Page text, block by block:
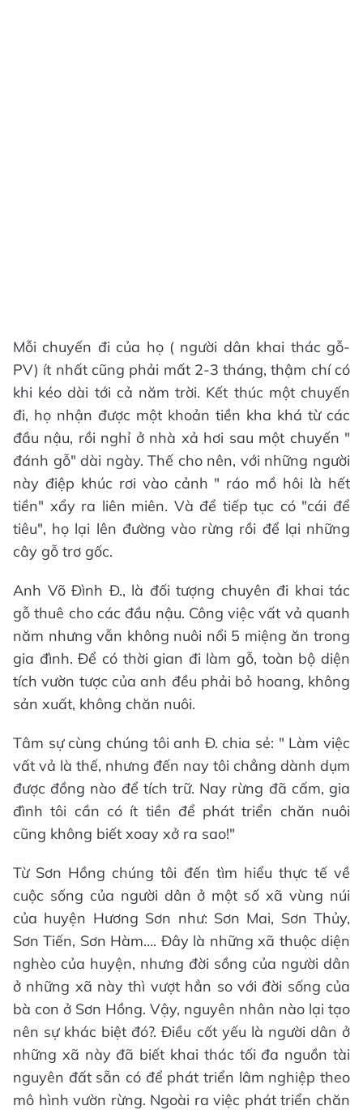
Mỗi chuyến đi của họ ( người dân khai thác gỗ-
PV) ít nhất cũng phải mất 2-3 tháng, thậm chí có
khi kéo dài tới cả năm trời. Kết thúc một chuyến
đi, họ nhận được một khoản tiền kha khá từ các
đầu nậu, rồi nghỉ ở nhà xả hơi sau một chuyến "
đánh gỗ" dài ngày. Thế cho nên, với những người
này điệp khúc rơi vào cảnh " ráo mồ hôi là hết
tiền" xẩy ra liên miên. Và để tiếp tục có "cái để
tiêu", họ lại lên đường vào rừng rồi để lại những
cây gỗ trơ gốc.
Anh Võ Đình Đ., là đối tượng chuyên đi khai tác
gỗ thuê cho các đầu nậu. Công việc vất vả quanh
năm nhưng vẫn không nuôi nổi 5 miệng ăn trong
gia đình. Để có thời gian đi làm gỗ, toàn bộ diện
tích vườn tược của anh đều phải bỏ hoang, không
sản xuất, không chăn nuôi.
Tâm sự cùng chúng tôi anh Đ. chia sẻ: " Làm việc
vất vả là thế, nhưng đến nay tôi chẳng dành dụm
được đồng nào để tích trữ. Nay rừng đã cấm, gia
đình tôi cần có ít tiền để phát triển chăn nuôi
cũng không biết xoay xở ra sao!"
Từ Sơn Hồng chúng tôi đến tìm hiểu thực tế về
cuộc sống của người dân ở một số xã vùng núi
của huyện Hương Sơn như: Sơn Mai, Sơn Thủy,
Sơn Tiến, Sơn Hàm…. Đây là những xã thuộc diện
nghèo của huyện, nhưng đời sồng của người dân
ở những xã này thì vượt hẳn so với đời sống của
bà con ở Sơn Hồng. Vậy, nguyên nhân nào lại tạo
nên sự khác biệt đó?. Điều cốt yếu là người dân ở
những xã này đã biết khai thác tối đa nguồn tài
nguyên đất sẵn có để phát triển lâm nghiệp theo
mô hình vườn rừng. Ngoài ra việc phát triển chăn